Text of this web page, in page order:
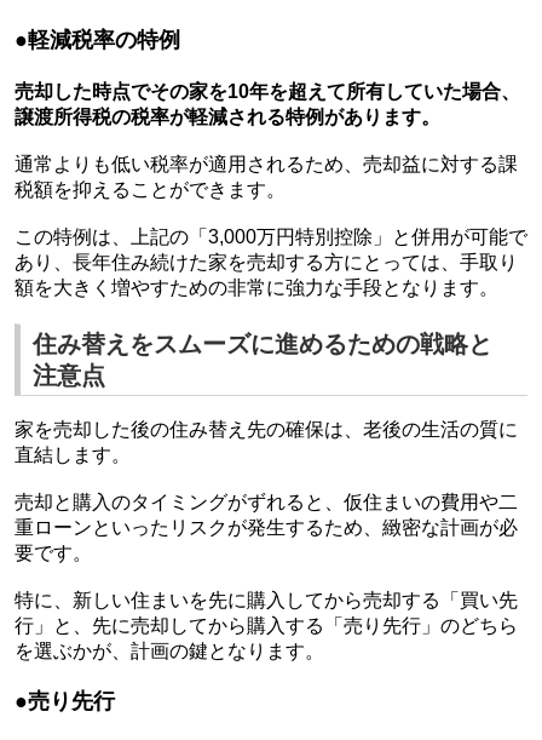
●軽減税率の特例
売却した時点でその家を10年を超えて所有していた場合、
譲渡所得税の税率が軽減される特例があります。
通常よりも低い税率が適用されるため、売却益に対する課
税額を抑えることができます。
この特例は、上記の「3,000万円特別控除」と併用が可能で
あり、長年住み続けた家を売却する方にとっては、手取り
額を大きく増やすための非常に強力な手段となります。
住み替えをスムーズに進めるための戦略と
注意点
家を売却した後の住み替え先の確保は、老後の生活の質に
直結します。
売却と購入のタイミングがずれると、仮住まいの費用や二
重ローンといったリスクが発生するため、緻密な計画が必
要です。
特に、新しい住まいを先に購入してから売却する「買い先
行」と、先に売却してから購入する「売り先行」のどちら
を選ぶかが、計画の鍵となります。
●売り先行